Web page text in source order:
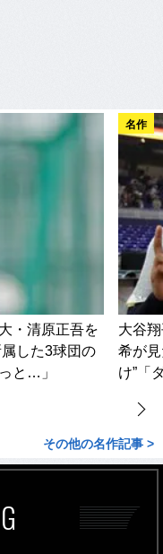
・清原正吾を
した3球団の
と…」
名作
大谷
希が
け”「
その他の名作記事 >